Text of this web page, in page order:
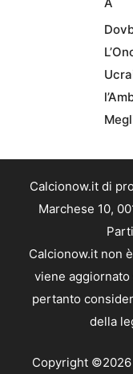
A
Calcionow.it di
Marchese 10,
Calcionow.it non
viene
pertanto
della
Copyright